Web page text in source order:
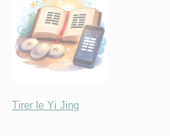
Tirer le Yi Jing